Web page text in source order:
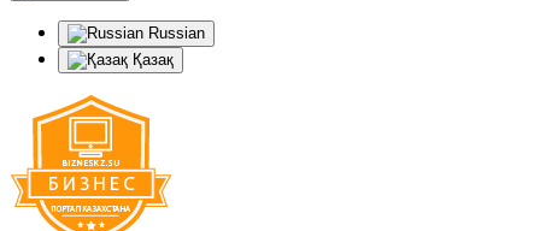
Russian
Қазақ